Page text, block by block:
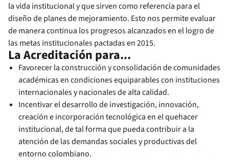
la vida institucional y que sirven como referencia para el
diseño de planes de mejoramiento. Esto nos permite evaluar
de manera continua los progresos alcanzados en el logro de
las metas institucionales pactadas en 2015.
La Acreditación para...
Favorecer la construcción y consolidación de comunidades
académicas en condiciones equiparables con instituciones
internacionales y nacionales de alta calidad.
Incentivar el desarrollo de investigación, innovación,
creación e incorporación tecnológica en el quehacer
institucional, de tal forma que pueda contribuir a la
atención de las demandas sociales y productivas del
entorno colombiano.